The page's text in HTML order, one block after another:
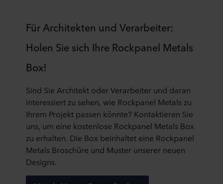
Möglicherweise sind unsere Partner in einem unsicheren
Drittland, einschließlich der USA, ansässig. Mit der
Einwilligung in die Nutzung der entsprechenden Cookies,
willigen Sie auch ein, dass eine etwaige Übermittlung
Ihrer personenbezogenen Daten stattfindet in dem
möglicherweise nicht dasselbe ist wie in der EU/dem
EWR.
Im Folgenden erfahren Sie mehr über die Zwecke,
allgemeine Beschreibungen der gesammelten
Informationen, wer die einzelnen Cookies setzt, Links zu
den Datenschutzrichtlinien unserer potenziellen Partner
und wie lange die einzelnen Cookies auf Ihrem Endgerät
gespeichert werden.
Für Architekten und Verarbeiter:
Holen Sie sich Ihre Rockpanel Metals
Box!
Sind Sie Architekt oder Verarbeiter und daran
interessiert zu sehen, wie Rockpanel Metals zu
Ihrem Projekt passen könnte? Kontaktieren Sie
uns, um eine kostenlose Rockpanel Metals Box
zu erhalten. Die Box beinhaltet eine Rockpanel
Metals Broschüre und Muster unserer neuen
Designs.